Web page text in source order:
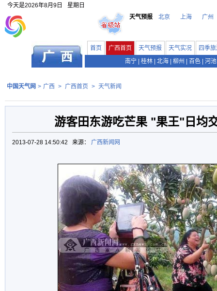
今天是2026年8月9日
星期日
天气预报
北京 上海 广州
首页 广西首页 天气预报 天气实况
四季
南宁
桂林 北海 柳州 百色 河池
中国天气网 > 广西 > 广西首页 > 天气新闻
游客田东游吃芒果 "果王"日均
2013-07-28 14:50:42 来源： 广西新闻网